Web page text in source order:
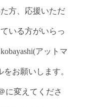
方、応援いただ
いる方がいらっ
アットマ
をお願いします。
に変えてくださ